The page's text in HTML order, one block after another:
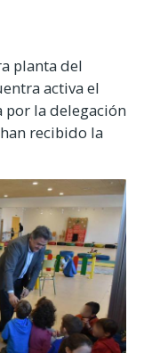
planta del
activa el
por la delegación
recibido la